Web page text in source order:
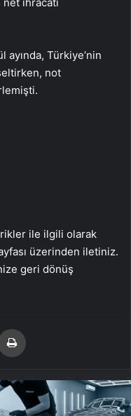
ayında, Türkiye’nin
not
ile ilgili olarak
üzerinden iletiniz.
geri dönüş
paylaş